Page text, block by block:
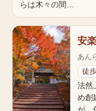
らは木々の間…
安
あん
徒
法然
め創